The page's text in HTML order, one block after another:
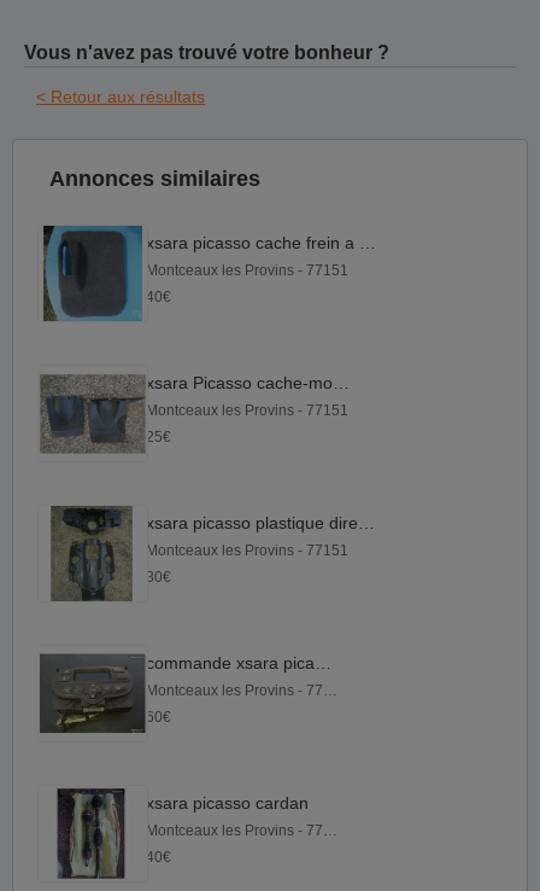
Vous n'avez pas trouvé votre bonheur ?
< Retour aux résultats
Annonces similaires
Montceaux les Provins - 77151
40€
Montceaux les Provins - 77151
25€
Montceaux les Provins - 77151
30€
Montceaux les Provins - 77151
60€
xsara picasso cardan
Montceaux les Provins - 77151
40€